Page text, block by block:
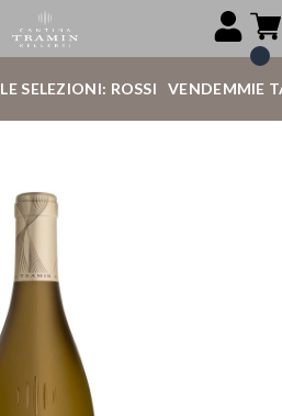
LE SELEZIONI: ROSSI VENDEMMIE